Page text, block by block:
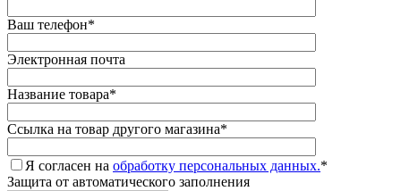
Ваш телефон*
Электронная почта
Название товара*
Ссылка на товар другого магазина*
Я согласен на обработку персональных данных.*
Защита от автоматического заполнения